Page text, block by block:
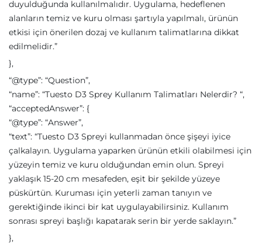
duyulduğunda kullanılmalıdır. Uygulama, hedeflenen
alanların temiz ve kuru olması şartıyla yapılmalı, ürünün
etkisi için önerilen dozaj ve kullanım talimatlarına dikkat
edilmelidir.”
},
“@type”: “Question”,
“name”: “Tuesto D3 Sprey Kullanım Talimatları Nelerdir? “,
“acceptedAnswer”: {
“@type”: “Answer”,
“text”: “Tuesto D3 Spreyi kullanmadan önce şişeyi iyice
çalkalayın. Uygulama yaparken ürünün etkili olabilmesi için
yüzeyin temiz ve kuru olduğundan emin olun. Spreyi
yaklaşık 15-20 cm mesafeden, eşit bir şekilde yüzeye
püskürtün. Kuruması için yeterli zaman tanıyın ve
gerektiğinde ikinci bir kat uygulayabilirsiniz. Kullanım
sonrası spreyi başlığı kapatarak serin bir yerde saklayın.”
},